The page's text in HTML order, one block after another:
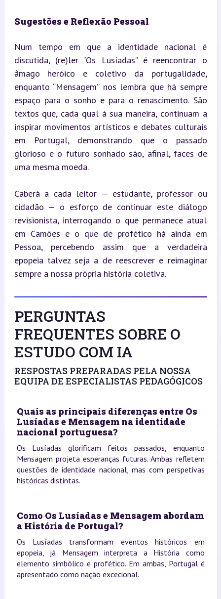
Sugestões e Reflexão Pessoal
Num tempo em que a identidade nacional é
discutida, (re)ler “Os Lusíadas” é reencontrar o
âmago heróico e coletivo da portugalidade,
enquanto “Mensagem” nos lembra que há sempre
espaço para o sonho e para o renascimento. São
textos que, cada qual à sua maneira, continuam a
inspirar movimentos artísticos e debates culturais
em Portugal, demonstrando que o passado
glorioso e o futuro sonhado são, afinal, faces de
uma mesma moeda.
Caberá a cada leitor — estudante, professor ou
cidadão — o esforço de continuar este diálogo
revisionista, interrogando o que permanece atual
em Camões e o que de profético há ainda em
Pessoa, percebendo assim que a verdadeira
epopeia talvez seja a de reescrever e reimaginar
sempre a nossa própria história coletiva.
PERGUNTAS
FREQUENTES SOBRE O
ESTUDO COM IA
RESPOSTAS PREPARADAS PELA NOSSA
EQUIPA DE ESPECIALISTAS PEDAGÓGICOS
Quais as principais diferenças entre Os
Lusíadas e Mensagem na identidade
nacional portuguesa?
Os Lusíadas glorificam feitos passados, enquanto
Mensagem projeta esperanças futuras. Ambas refletem
questões de identidade nacional, mas com perspetivas
históricas distintas.
Como Os Lusíadas e Mensagem abordam
a História de Portugal?
Os Lusíadas transformam eventos históricos em
epopeia, já Mensagem interpreta a História como
elemento simbólico e profético. Em ambas, Portugal é
apresentado como nação excecional.